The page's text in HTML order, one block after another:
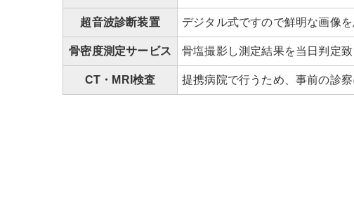
超音波診断装置 デジタル式ですので鮮明な画像
骨密度測定サービス 骨塩撮影し測定結果を当日判定致
CT・MRI検査 提携病院で行うため、事前の診